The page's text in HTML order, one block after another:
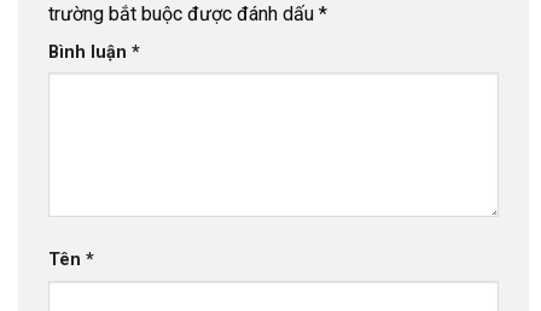
trường bắt buộc được đánh dấu *
Bình luận *
Tên *